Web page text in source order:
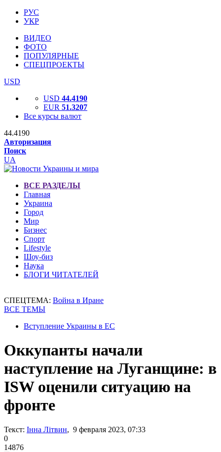
РУС
УКР
ВИДЕО
ФОТО
ПОПУЛЯРНЫЕ
СПЕЦПРОЕКТЫ
USD
USD 44.4190
EUR 51.3207
Все курсы валют
44.4190
Авторизация
Поиск
UA
ВСЕ РАЗДЕЛЫ
Главная
Украина
Город
Мир
Бизнес
Спорт
Lifestyle
Шоу-биз
Наука
БЛОГИ ЧИТАТЕЛЕЙ
СПЕЦТЕМА: Война в Иране
ВСЕ ТЕМЫ
Вступление Украины в ЕС
Оккупанты начали
наступление на Луганщине: в
ISW оценили ситуацию на
фронте
Текст: Інна Літвин, 9 февраля 2023, 07:33
0
14876